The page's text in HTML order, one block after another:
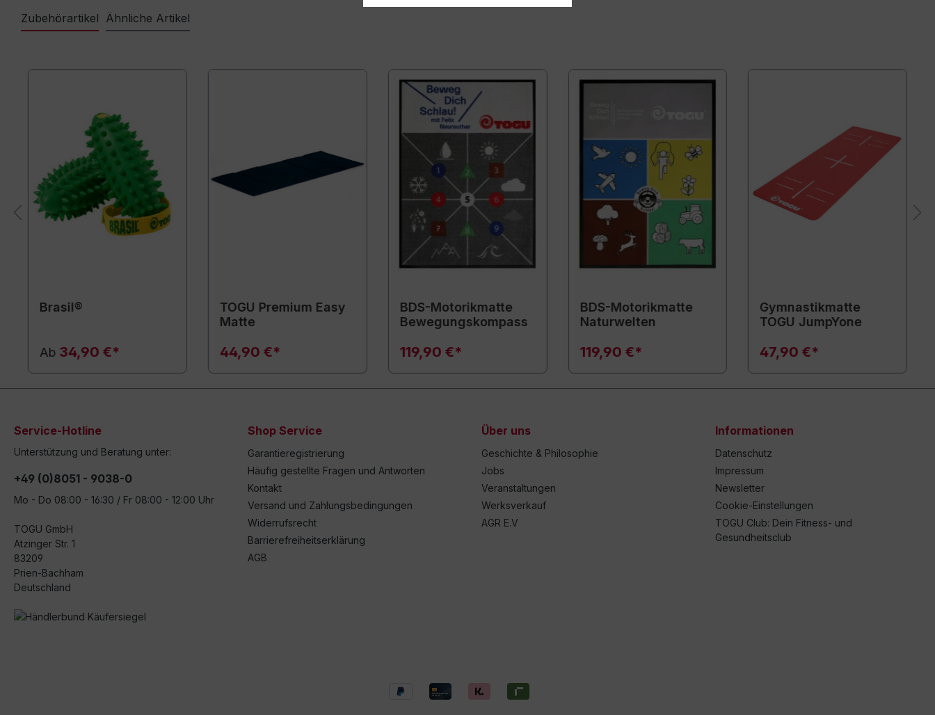
Zubehörartikel Ähnliche Artikel
Brasil®
Ab 34,90 €*
TOGU Premium Easy
Matte
44,90 €*
BDS-Motorikmatte
Bewegungskompass
119,90 €*
BDS-Motorikmatte
Naturwelten
119,90 €*
Gymnastikmatte
TOGU JumpYone
47,90 €*
Service-Hotline
Unterstützung und Beratung unter:
+49 (0)8051 - 9038-0
Mo - Do 08:00 - 16:30 / Fr 08:00 - 12:00 Uhr
TOGU GmbH
Atzinger Str. 1
83209
Prien-Bachham
Deutschland
Shop Service
Garantieregistrierung
Häufig gestellte Fragen und Antworten
Kontakt
Versand und Zahlungsbedingungen
Widerrufsrecht
Barrierefreiheitserklärung
AGB
Über uns
Geschichte & Philosophie
Jobs
Veranstaltungen
Werksverkauf
AGR E.V
Informationen
Datenschutz
Impressum
Newsletter
Cookie-Einstellungen
TOGU Club: Dein Fitness- und
Gesundheitsclub